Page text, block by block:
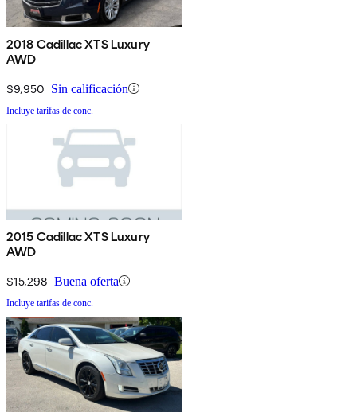
2018 Cadillac XTS Luxury
AWD
$9,950 Sin calificación
Incluye tarifas de conc.
2015 Cadillac XTS Luxury
AWD
$15,298 Buena oferta
Incluye tarifas de conc.